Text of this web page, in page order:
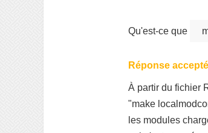
Qu'est-ce que
Réponse
À partir du fichier
"make
les modules